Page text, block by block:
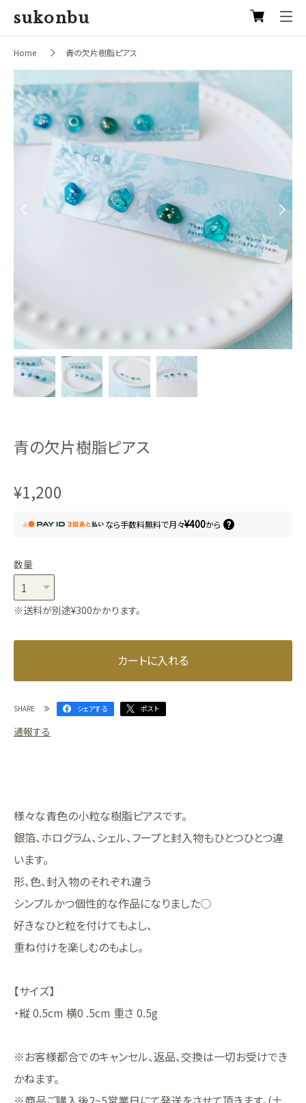
sukonbu
Home 青の欠片樹脂ピアス
Next
青の欠片樹脂ピアス
¥1,200
なら手数料無料で月々¥400から
数量
※送料が別途¥300かかります。
カートに入れる
SHARE シェアする ポスト
通報する
様々な青色の小粒な樹脂ピアスです。⁡
⁡銀箔、ホログラム、シェル、フープ⁡と封入物もひとつひとつ違
います。⁡ ⁡
⁡⁡⁡形、色、封入物のそれぞれ違う⁡
⁡シンプルかつ⁡⁡個性的な作品になりました○
⁡⁡⁡好きなひと粒を付けてもよし、
⁡重ね付けを楽しむのもよし。⁡
【サイズ】
・縦 0.5cm 横0 .5cm 重さ 0.5g
※お客様都合でのキャンセル、返品、交換は一切お受けでき
かねます。